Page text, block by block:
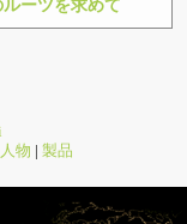
ルーツを求めて
人物 | 製品